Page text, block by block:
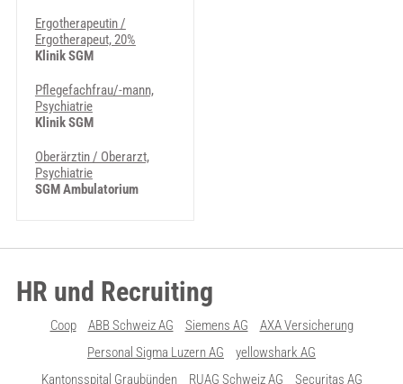
Ergotherapeutin /
Ergotherapeut, 20%
Klinik SGM
Pflegefachfrau/-mann,
Psychiatrie
Klinik SGM
Oberärztin / Oberarzt,
Psychiatrie
SGM Ambulatorium
HR und Recruiting
Coop ABB Schweiz AG Siemens AG
AXA Versicherung
Personal Sigma Luzern AG
yellowshark AG
Kantonsspital Graubünden
RUAG Schweiz AG Securitas AG